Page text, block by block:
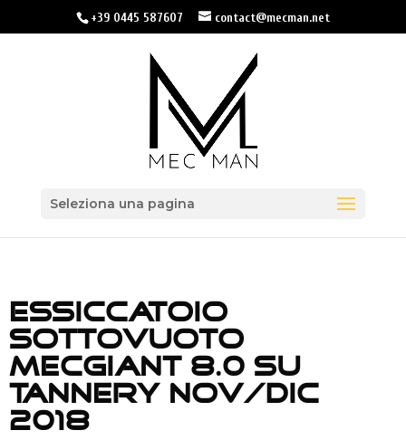
+39 0445 587607 contact@mecman.net
Seleziona una pagina
ESSICCATOIO
SOTTOVUOTO
MECGIANT 8.0 SU
TANNERY NOV/DIC
2018